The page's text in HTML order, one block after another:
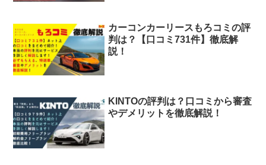
カーコンカーリースもろコミの評
判は？【口コミ731件】徹底解
説！
KINTOの評判は？口コミから審査
やデメリットを徹底解説！